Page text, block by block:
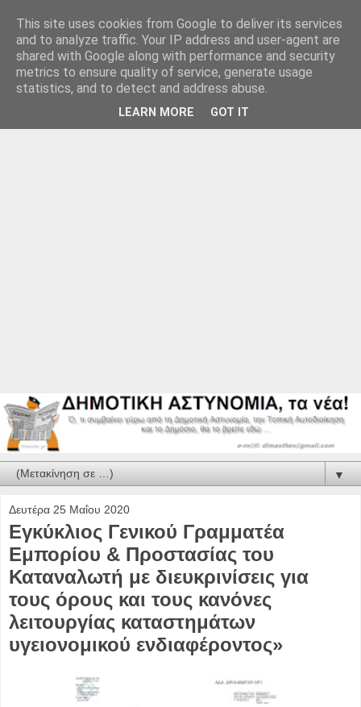
▼
Δευτέρα 25 Μαΐου 2020
Εγκύκλιος Γενικού Γραμματέα
Εμπορίου & Προστασίας του
Καταναλωτή με διευκρινίσεις για
τους όρους και τους κανόνες
λειτουργίας καταστημάτων
υγειονομικού ενδιαφέροντος»
This site uses cookies from Google to deliver its services
and to analyze traffic. Your IP address and user-agent are
shared with Google along with performance and security
metrics to ensure quality of service, generate usage
statistics, and to detect and address abuse.
LEARN MORE GOT IT